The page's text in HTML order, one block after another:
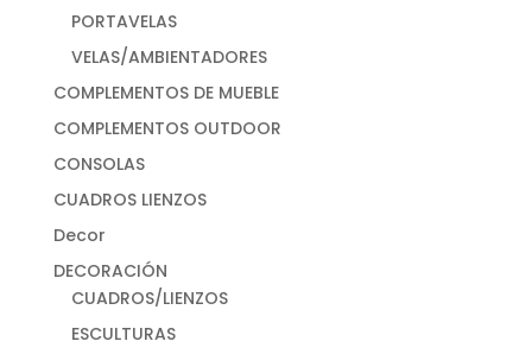
PORTAVELAS
VELAS/AMBIENTADORES
COMPLEMENTOS DE MUEBLE
COMPLEMENTOS OUTDOOR
CONSOLAS
CUADROS LIENZOS
Decor
DECORACIÓN
CUADROS/LIENZOS
ESCULTURAS